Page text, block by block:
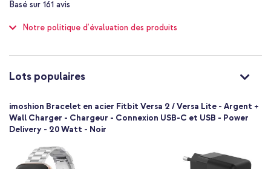
Toolkit
Fermeture papillon
of
Basé sur 161 avis
Notre politique d'évaluation des produits
Lots populaires
imoshion Bracelet en acier Fitbit Versa 2 / Versa Lite - Argent +
Wall Charger - Chargeur - Connexion USB-C et USB - Power
Delivery - 20 Watt - Noir